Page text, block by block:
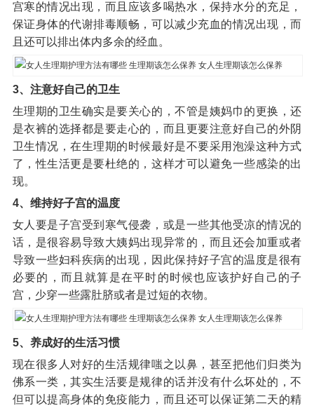
宫寒的情况出现，而且应该多喝热水，保持水分的充足，
保证身体的代谢排毒顺畅，可以减少充血的情况出现，而
且还可以排出体内多余的经血。
3、注意好自己的卫生
生理期的卫生确实是要关心的，不管是姨妈巾的更换，还
是衣裤的选择都是要走心的，而且更要注意好自己的外阴
卫生情况，在生理期的时候最好是不要采用泡澡这种方式
了，性生活更是要杜绝的，这样才可以避免一些感染的出
现。
4、维持好子宫的温度
女人要是子宫受到寒气侵袭，或是一些其他受凉的情况的
话，是很容易导致大姨妈出现异常的，而且还会加重或者
导致一些妇科疾病的出现，因此保持好子宫的温度是很有
必要的，而且就算是在平时的时候也应该护好自己的子
宫，少穿一些露肚脐或者是过短的衣物。
5、养成好的生活习惯
现在很多人对好的生活规律嗤之以鼻，甚至把他们归类为
佛系一类，其实生活要是规律的话并没有什么坏处的，不
但可以提高身体的免疫能力，而且还可以保证第二天的精